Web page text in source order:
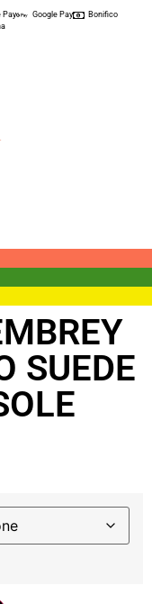
Pay Google Pay
Bonifico
SUEDE